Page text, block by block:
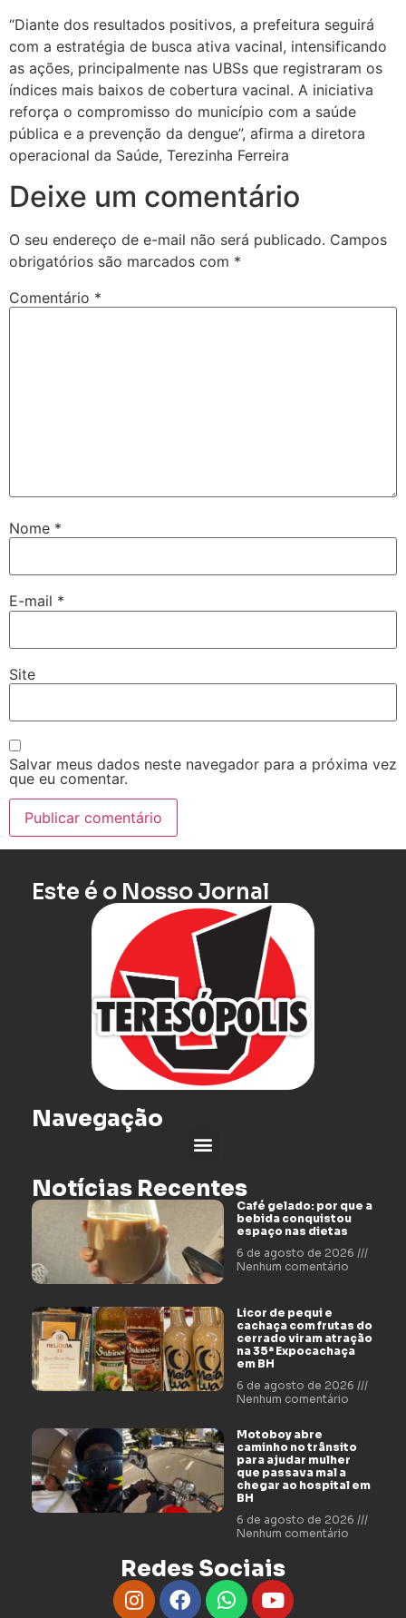
“Diante dos resultados positivos, a prefeitura seguirá
com a estratégia de busca ativa vacinal, intensificando
as ações, principalmente nas UBSs que registraram os
índices mais baixos de cobertura vacinal. A iniciativa
reforça o compromisso do município com a saúde
pública e a prevenção da dengue”, afirma a diretora
operacional da Saúde, Terezinha Ferreira
Deixe um comentário
O seu endereço de e-mail não será publicado. Campos
obrigatórios são marcados com *
Comentário *
Nome *
E-mail *
Site
Salvar meus dados neste navegador para a próxima vez
que eu comentar.
Este é o Nosso Jornal
Navegação
Notícias Recentes
Café gelado: por que a
bebida conquistou
espaço nas dietas
6 de agosto de 2026
Nenhum comentário
Licor de pequi e
cachaça com frutas do
cerrado viram atração
na 35ª Expocachaça
em BH
6 de agosto de 2026
Nenhum comentário
Motoboy abre
caminho no trânsito
para ajudar mulher
que passava mal a
chegar ao hospital em
BH
6 de agosto de 2026
Nenhum comentário
Redes Sociais